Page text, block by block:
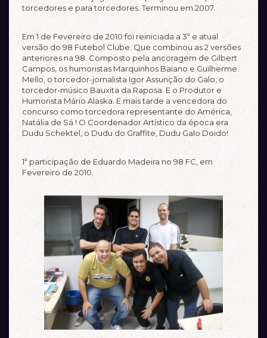
torcedores e para torcedores. Terminou em 2007.
Em 1 de Fevereiro de 2010 foi reiniciada a 3ª e atual
versão do 98 Futebol Clube. Que combinou as 2 versões
anteriores na 98. Composto pela ancoragem de Gilbert
Campos, os humoristas Marquinhos Baiano e Guilherme
Mello, o torcedor-jornalista Igor Assunção do Galo, o
torcedor-músico Bauxita da Raposa. E o Produtor e
Humorista Mário Alaska. E mais tarde a vencedora do
concurso como torcedora representante do América,
Natália de Sá ! O Coordenador Artístico da época era
Dudu Schektel, o Dudu do Graffite, Dudu Galo Doido!
1ª participação de Eduardo Madeira no 98 FC, em
Fevereiro de 2010.